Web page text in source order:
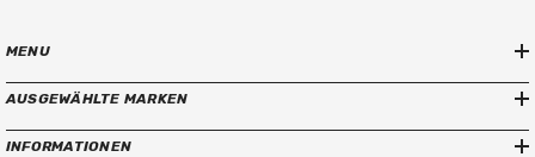
MENU
AUSGEWÄHLTE MARKEN
INFORMATIONEN